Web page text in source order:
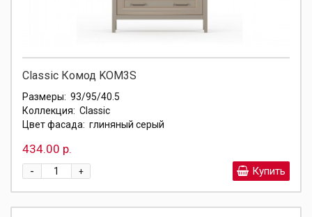
Classic Комод KOM3S
Размеры: 93/95/40.5
Коллекция: Classic
Цвет фасада: глиняный серый
434.00 р.
+
- Купить